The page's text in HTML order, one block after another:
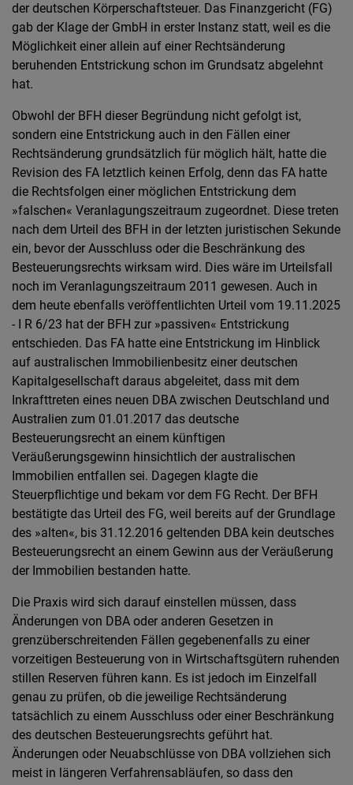
der deutschen Körperschaftsteuer. Das Finanzgericht (FG)
gab der Klage der GmbH in erster Instanz statt, weil es die
Möglichkeit einer allein auf einer Rechtsänderung
beruhenden Entstrickung schon im Grundsatz abgelehnt
hat.
Obwohl der BFH dieser Begründung nicht gefolgt ist,
sondern eine Entstrickung auch in den Fällen einer
Rechtsänderung grundsätzlich für möglich hält, hatte die
Revision des FA letztlich keinen Erfolg, denn das FA hatte
die Rechtsfolgen einer möglichen Entstrickung dem
»falschen« Veranlagungszeitraum zugeordnet. Diese treten
nach dem Urteil des BFH in der letzten juristischen Sekunde
ein, bevor der Ausschluss oder die Beschränkung des
Besteuerungsrechts wirksam wird. Dies wäre im Urteilsfall
noch im Veranlagungszeitraum 2011 gewesen. Auch in
dem heute ebenfalls veröffentlichten Urteil vom 19.11.2025
- I R 6/23 hat der BFH zur »passiven« Entstrickung
entschieden. Das FA hatte eine Entstrickung im Hinblick
auf australischen Immobilienbesitz einer deutschen
Kapitalgesellschaft daraus abgeleitet, dass mit dem
Inkrafttreten eines neuen DBA zwischen Deutschland und
Australien zum 01.01.2017 das deutsche
Besteuerungsrecht an einem künftigen
Veräußerungsgewinn hinsichtlich der australischen
Immobilien entfallen sei. Dagegen klagte die
Steuerpflichtige und bekam vor dem FG Recht. Der BFH
bestätigte das Urteil des FG, weil bereits auf der Grundlage
des »alten«, bis 31.12.2016 geltenden DBA kein deutsches
Besteuerungsrecht an einem Gewinn aus der Veräußerung
der Immobilien bestanden hatte.
Die Praxis wird sich darauf einstellen müssen, dass
Änderungen von DBA oder anderen Gesetzen in
grenzüberschreitenden Fällen gegebenenfalls zu einer
vorzeitigen Besteuerung von in Wirtschaftsgütern ruhenden
stillen Reserven führen kann. Es ist jedoch im Einzelfall
genau zu prüfen, ob die jeweilige Rechtsänderung
tatsächlich zu einem Ausschluss oder einer Beschränkung
des deutschen Besteuerungsrechts geführt hat.
Änderungen oder Neuabschlüsse von DBA vollziehen sich
meist in längeren Verfahrensabläufen, so dass den